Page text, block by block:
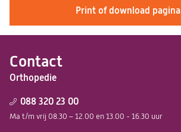
Contact
Orthopedie
088 320 23 00
Ma t/m vrij 08.30 – 12.00 en 13.00 - 16.30 uur
Print of download pagina